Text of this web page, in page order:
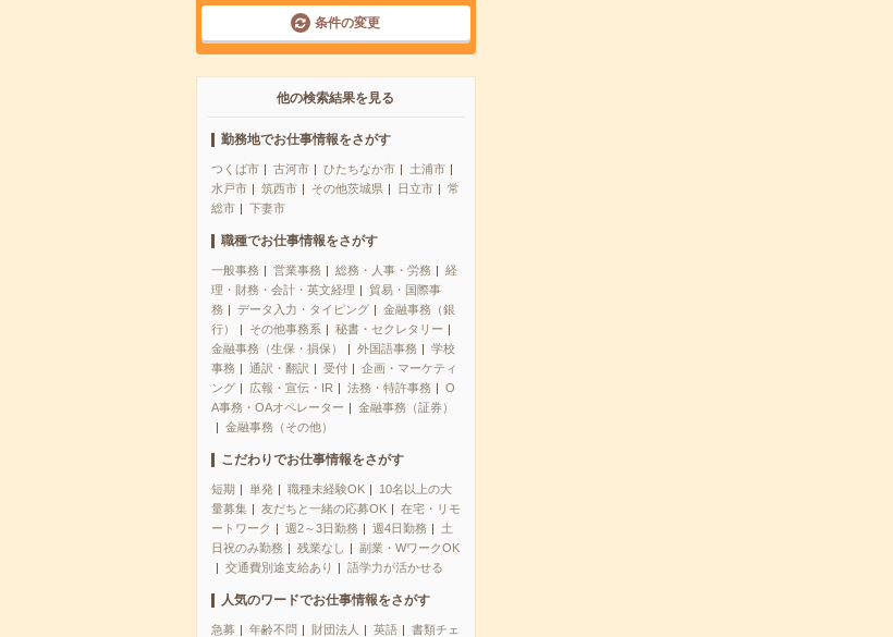
条件の変更
他の検索結果を見る
勤務地でお仕事情報をさがす
つくば市 古河市 ひたちなか市
土浦市
水戸市
筑西市 その他茨城県 日立市
常
総市
下妻市
職種でお仕事情報をさがす
一般事務 営業事務 総務・人事・労務
経
理・財務・会計・英文経理
貿易・国際事
務
データ入力・タイピング
金融事務（銀
行）
その他事務系
秘書・セクレタリー
金融事務（生保・損保）
外国語事務
学校
事務
通訳・翻訳 受付
企画・マーケティ
ング
広報・宣伝・IR 法務・特許事務
O
A事務・OAオペレーター
金融事務（証券）
金融事務（その他）
こだわりでお仕事情報をさがす
短期 単発 職種未経験OK
10名以上の大
量募集
友だちと一緒の応募OK
在宅・リモ
ートワーク
週2～3日勤務 週4日勤務
土
日祝のみ勤務
残業なし
副業・WワークOK
交通費別途支給あり
語学力が活かせる
人気のワードでお仕事情報をさがす
急募 年齢不問 財団法人 英語
書類チェ